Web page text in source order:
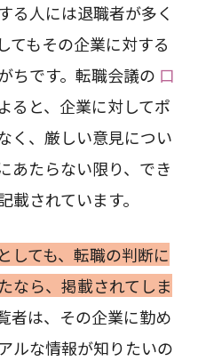
る人には退職者が多く
てもその企業に対する
ちです。転職会議の 口
ると、企業に対してポ
く、厳しい意見につい
あたらない限り、でき
されています。
しても、転職の判断に
なら、掲載されてしま
者は、その企業に勤め
ルな情報が知りたいの